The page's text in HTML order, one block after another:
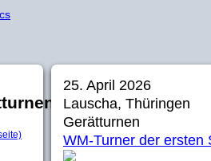
25. April 2026
Lauscha, Thüringen
Gerätturnen
WM-Turner der ersten